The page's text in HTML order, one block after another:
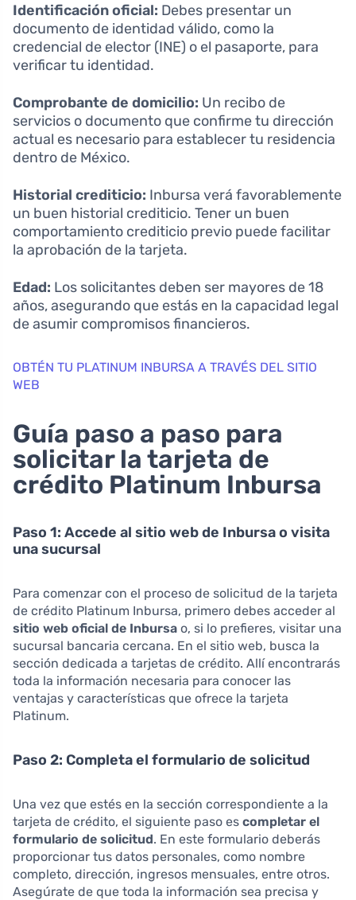
Identificación oficial: Debes presentar un
documento de identidad válido, como la
credencial de elector (INE) o el pasaporte, para
verificar tu identidad.
Comprobante de domicilio: Un recibo de
servicios o documento que confirme tu dirección
actual es necesario para establecer tu residencia
dentro de México.
Historial crediticio: Inbursa verá favorablemente
un buen historial crediticio. Tener un buen
comportamiento crediticio previo puede facilitar
la aprobación de la tarjeta.
Edad: Los solicitantes deben ser mayores de 18
años, asegurando que estás en la capacidad legal
de asumir compromisos financieros.
OBTÉN TU PLATINUM INBURSA A TRAVÉS DEL SITIO
WEB
Guía paso a paso para
solicitar la tarjeta de
crédito Platinum Inbursa
Paso 1: Accede al sitio web de Inbursa o visita
una sucursal
Para comenzar con el proceso de solicitud de la tarjeta
de crédito Platinum Inbursa, primero debes acceder al
sitio web oficial de Inbursa o, si lo prefieres, visitar una
sucursal bancaria cercana. En el sitio web, busca la
sección dedicada a tarjetas de crédito. Allí encontrarás
toda la información necesaria para conocer las
ventajas y características que ofrece la tarjeta
Platinum.
Paso 2: Completa el formulario de solicitud
Una vez que estés en la sección correspondiente a la
tarjeta de crédito, el siguiente paso es completar el
formulario de solicitud. En este formulario deberás
proporcionar tus datos personales, como nombre
completo, dirección, ingresos mensuales, entre otros.
Asegúrate de que toda la información sea precisa y